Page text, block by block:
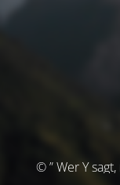
© ” Wer Y